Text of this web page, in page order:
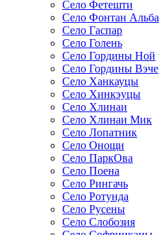
Село Фетешти
Село Фонтан Альба
Село Гаспар
Село Голень
Село Гордины Ной
Село Гордины Вэче
Село Ханкауцы
Село Хинкэуцы
Село Хлинаи
Село Хлинаи Мик
Село Лопатник
Село Онощи
Село ПаркОва
Село Поена
Село Рингачь
Село Ротунда
Село Русены
Село Слобозия